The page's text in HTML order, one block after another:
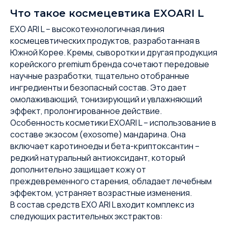
Что такое космецевтика EXOARI L
EXO ARI L – высокотехнологичная линия
космецевтических продуктов, разработанная в
Южной Корее. Кремы, сыворотки и другая продукция
корейского premium бренда сочетают передовые
научные разработки, тщательно отобранные
ингредиенты и безопасный состав. Это дает
омолаживающий, тонизирующий и увлажняющий
эффект, пролонгированное действие.
Особенность косметики EXOARI L – использование в
составе экзосом (exosome) мандарина. Она
включает каротиноеды и бета-криптоксантин –
редкий натуральный антиоксидант, который
дополнительно защищает кожу от
преждевременного старения, обладает лечебным
эффектом, устраняет возрастные изменения.
В состав средств EXO ARI L входит комплекс из
следующих растительных экстрактов: